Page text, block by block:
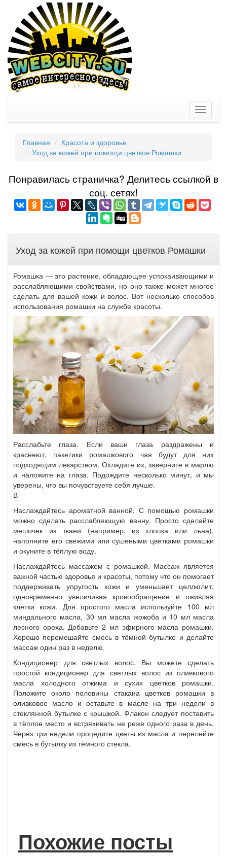
Toggle
Главная
Красота и здоровье
Уход за кожей при помощи цветков Ромашки
Понравилась страничка? Делитеcь ссылкой в
соц. сетях!
Уход за кожей при помощи цветков Ромашки
Ромашка — это растение, обладающее успокаивающими и
расслабляющими свойствами, но оно также может многое
сделать для вашей кожи и волос. Вот несколько способов
использования ромашки на службе красоты.
Расслабьте глаза. Если ваши глаза раздражены и
краснеют, пакетики ромашкового чая будут для них
подходящим лекарством. Охладите их, заверните в марлю
и наложите на глаза. Подождите несколько минут, и мы
уверены, что вы почувствуете себя лучше.
В
Наслаждайтесь ароматной ванной. С помощью ромашки
можно сделать расслабляющую ванну. Просто сделайте
мешочек из ткани (например, из хлопка или льна),
наполните его свежими или сушеными цветками ромашки
и окуните в тёплую воду.
Наслаждайтесь массажем с ромашкой. Массаж является
важной частью здоровья и красоты, потому что он помогает
поддерживать упругость кожи и уменьшает целлюлит,
одновременно увеличивая кровообращение и оживляя
клетки кожи. Для простого масла используйте 100 мл
миндального масла, 30 мл масла жожоба и 10 мл масла
лесного ореха. Добавьте 2 мл эфирного масла ромашки.
Хорошо перемешайте смесь в тёмной бутылке и делайте
массаж один раз в неделю.
Кондиционер для светлых волос. Вы можете сделать
простой кондиционер для светлых волос из оливкового
масла холодного отжима и сухих цветков ромашки.
Положите около половины стакана цветков ромашки в
оливковое масло и оставьте в масле на три недели в
стеклянной бутылке с крышкой. Флакон следует поставить
в тёплое место и встряхивать не реже одного раза в день.
Через три недели процедите цветы из масла и перелейте
смесь в бутылку из тёмного стекла.
Похожие посты